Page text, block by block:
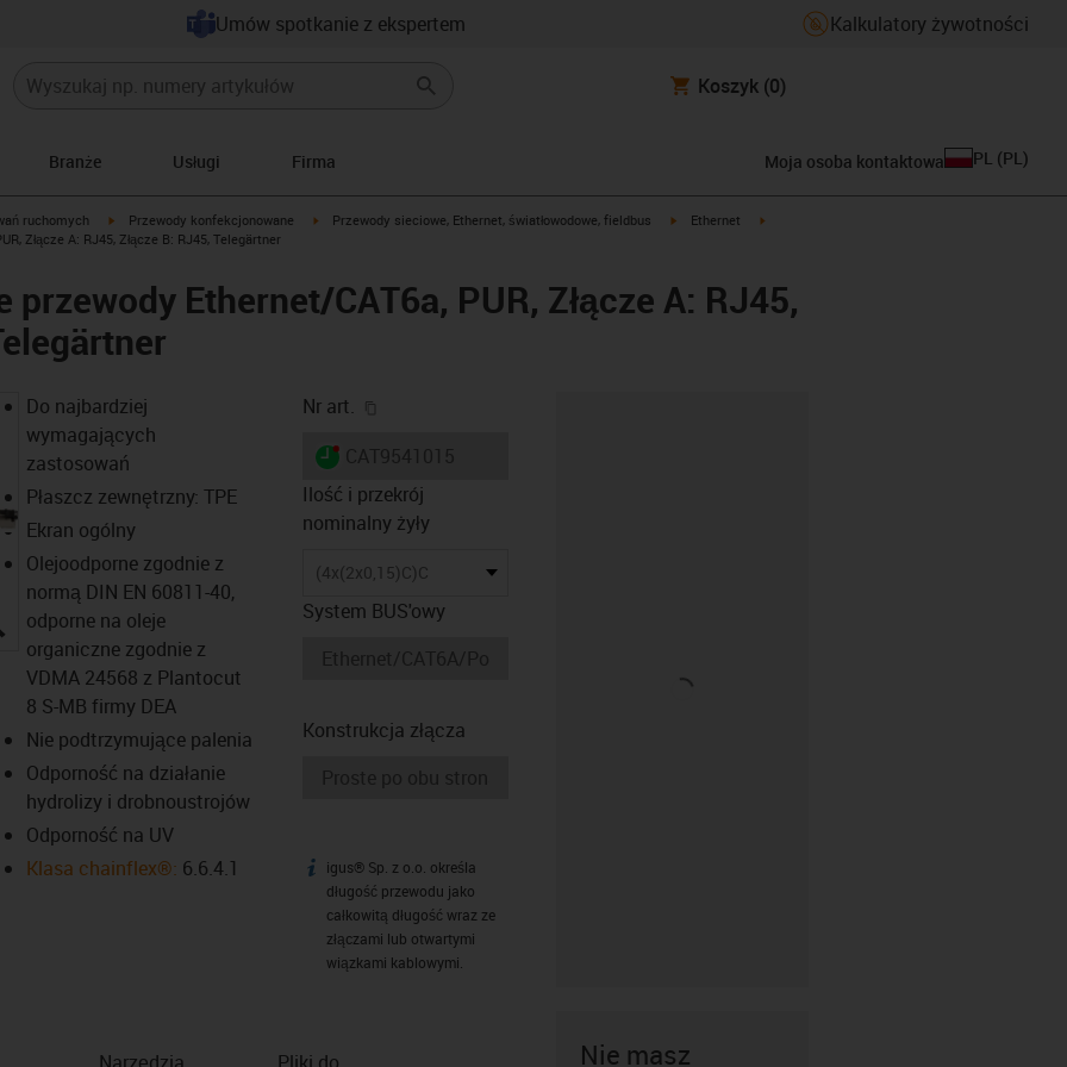
Umów spotkanie z ekspertem Kalkulatory żywotności
Koszyk (0)
Branże Usługi Firma Moja osoba kontaktowa PL (PL )
ruchomych igus-icon-arrow-right
Przewody konfekcjonowane igus-icon-arrow-right
Przewody sieciowe, Ethernet, światłowodowe, fieldbus igus-icon-arrow-right
Ethernet
Złącze A: RJ45, Złącze B: RJ45, Telegärtner
Ethernet/CAT6a, PUR, Złącze A: RJ45,
igus-icon-lupe
Do najbardziej
wymagających
zastosowań
Płaszcz zewnętrzny: TPE
Ekran ogólny
Olejoodporne zgodnie z
normą DIN EN 60811-40,
odporne na oleje
organiczne zgodnie z
VDMA 24568 z Plantocut
8 S-MB firmy DEA
Nie podtrzymujące palenia
Odporność na działanie
hydrolizy i drobnoustrojów
Odporność na UV
Klasa chainflex®: 6.6.4.1
Nr art.
igus-icon-lieferzeit-dot
Ilość i przekrój
nominalny żyły
(4x(2x0,15)C)C
System BUS'owy
Konstrukcja złącza
igus-icon-info
igus® Sp. z o.o. określa
długość przewodu jako
całkowitą długość wraz ze
złączami lub otwartymi
wiązkami kablowymi.
Narzędzia Pliki do Nie masz